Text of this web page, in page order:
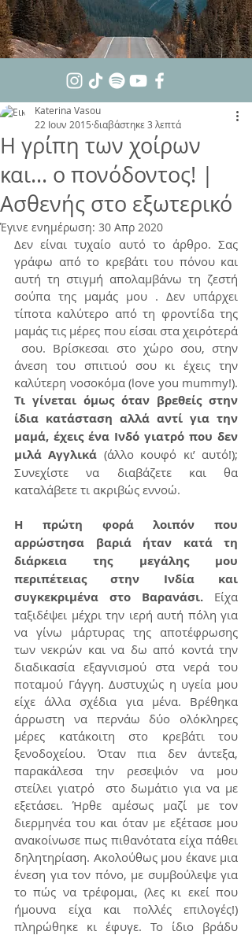
Η γρίπη των χοίρων
και… ο πονόδοντος! |
Ασθενής στο εξωτερικό
Katerina Vasou
22 Ιουν 2015 διαβάστηκε 3 λεπτά
Έγινε ενημέρωση: 30 Απρ 2020
Δεν είναι τυχαίο αυτό το άρθρο. Σας
γράφω από το κρεβάτι του πόνου και
αυτή τη στιγμή απολαμβάνω τη ζεστή
σούπα της μαμάς μου . Δεν υπάρχει
τίποτα καλύτερο από τη φροντίδα της
μαμάς τις μέρες που είσαι στα χειρότερά
σου. Βρίσκεσαι στο χώρο σου, στην
άνεση του σπιτιού σου κι έχεις την
Τι γίνεται όμως όταν βρεθείς στην
ίδια κατάσταση αλλά αντί για την
μαμά, έχεις ένα Ινδό γιατρό που δεν
μιλά Αγγλικά (άλλο κουφό κι’ αυτό!);
Συνεχίστε να διαβάζετε και θα
καταλάβετε τι ακριβώς εννοώ.
Η πρώτη φορά λοιπόν που
αρρώστησα βαριά ήταν κατά τη
διάρκεια της μεγάλης μου
περιπέτειας στην Ινδία και
συγκεκριμένα στο Βαρανάσι. Είχα
ταξιδέψει μέχρι την ιερή αυτή πόλη για
να γίνω μάρτυρας της αποτέφρωσης
των νεκρών και να δω από κοντά την
διαδικασία εξαγνισμού στα νερά του
ποταμού Γάγγη. Δυστυχώς η υγεία μου
είχε άλλα σχέδια για μένα. Βρέθηκα
άρρωστη να περνάω δύο ολόκληρες
μέρες κατάκοιτη στο κρεβάτι του
ξενοδοχείου. Όταν πια δεν άντεξα,
παρακάλεσα την ρεσεψιόν να μου
στείλει γιατρό  στο δωμάτιο για να με
εξετάσει. Ήρθε αμέσως μαζί με τον
διερμηνέα του και όταν με εξέτασε μου
ανακοίνωσε πως πιθανότατα είχα πάθει
δηλητηρίαση. Ακολούθως μου έκανε μια
ένεση για τον πόνο, με συμβούλεψε για
το πώς να τρέφομαι, (λες κι εκεί που
ήμουνα είχα και πολλές επιλογές!)
πληρώθηκε κι έφυγε. Το ίδιο βράδυ